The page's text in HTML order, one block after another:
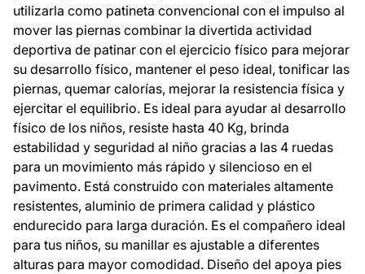
utilizarla como patineta convencional con el impulso al
mover las piernas combinar la divertida actividad
deportiva de patinar con el ejercicio físico para mejorar
su desarrollo físico, mantener el peso ideal, tonificar las
piernas, quemar calorías, mejorar la resistencia física y
ejercitar el equilibrio. Es ideal para ayudar al desarrollo
físico de los niños, resiste hasta 40 Kg, brinda
estabilidad y seguridad al niño gracias a las 4 ruedas
para un movimiento más rápido y silencioso en el
pavimento. Está construido con materiales altamente
resistentes, aluminio de primera calidad y plástico
endurecido para larga duración. Es el compañero ideal
para tus niños, su manillar es ajustable a diferentes
alturas para mayor comodidad. Diseño del apoya pies